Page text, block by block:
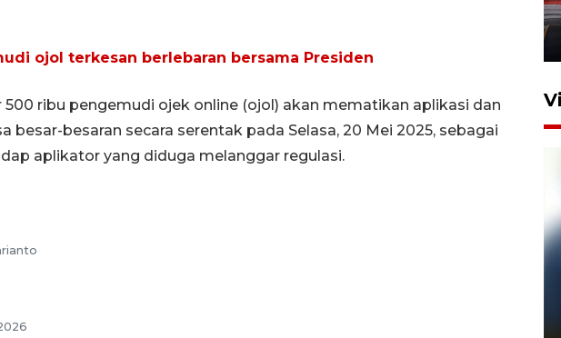
ojol terkesan berlebaran bersama Presiden
500 ribu pengemudi ojek online (ojol) akan mematikan aplikasi dan
besar-besaran secara serentak pada Selasa, 20 Mei 2025, sebagai
aplikator yang diduga melanggar regulasi.